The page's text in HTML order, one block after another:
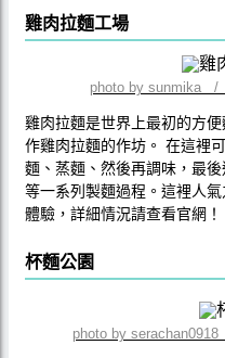
雞肉拉麵工場
photo by sunmika /
雞肉拉麵是世界上最初的方
作雞肉拉麵的作坊。 在這裡
麵、蒸麵、然後再調味，最
等一系列製麵過程。這裡人
體驗，詳細情況請查看官網！
杯麵公園
photo by